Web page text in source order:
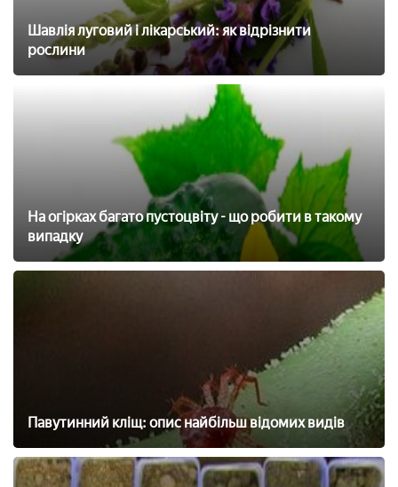
Шавлія луговий і лікарський: як відрізнити
рослини
На огірках багато пустоцвіту - що робити в такому
випадку
Павутинний кліщ: опис найбільш відомих видів